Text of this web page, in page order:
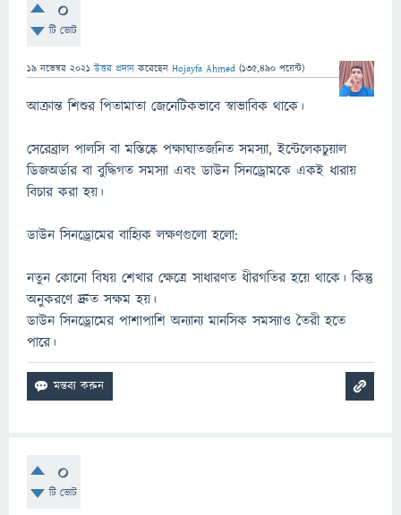
0
টি ভোট
19 নভেম্বর 2021 উত্তর প্রদান করেছেন Hojayfa Ahmed (135,490 পয়েন্ট)
আক্রান্ত শিশুর পিতামাতা জেনেটিকভাবে স্বাভাবিক থাকে।
সেরেব্রাল পালসি বা মস্তিষ্কে পক্ষাঘাতজনিত সমস্যা, ইন্টেলেকচুয়াল
ডিজঅর্ডার বা বুদ্ধিগত সমস্যা এবং ডাউন সিনড্রোমকে একই ধারায়
বিচার করা হয়।
ডাউন সিনড্রোমের বাহ্যিক লক্ষণগুলো হলো:
নতুন কোনো বিষয় শেখার ক্ষেত্রে সাধারণত ধীরগতির হয়ে থাকে। কিন্তু
অনুকরণে দ্রুত সক্ষম হয়।
ডাউন সিনড্রোমের পাশাপাশি অন্যান্য মানসিক সমস্যাও তৈরী হতে
পারে।
0
টি ভোট